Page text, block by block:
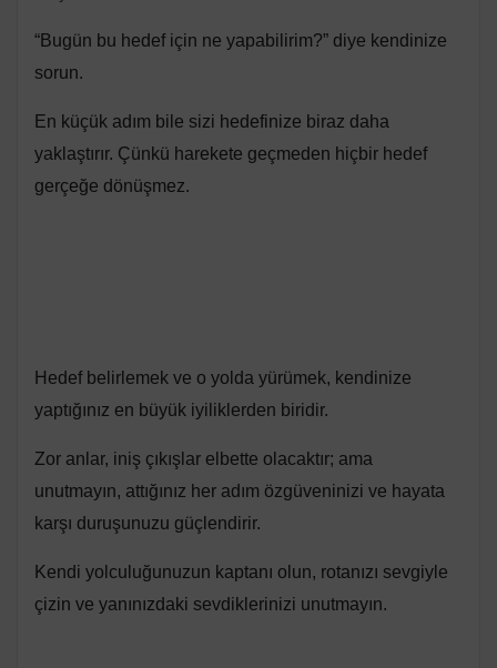
“Bugün bu hedef için ne yapabilirim?” diye kendinize
sorun.
En küçük adım bile sizi hedefinize biraz daha
yaklaştırır. Çünkü harekete geçmeden hiçbir hedef
gerçeğe dönüşmez.
Hedef belirlemek ve o yolda yürümek, kendinize
yaptığınız en büyük iyiliklerden biridir.
Zor anlar, iniş çıkışlar elbette olacaktır; ama
unutmayın, attığınız her adım özgüveninizi ve hayata
karşı duruşunuzu güçlendirir.
Kendi yolculuğunuzun kaptanı olun, rotanızı sevgiyle
çizin ve yanınızdaki sevdiklerinizi unutmayın.